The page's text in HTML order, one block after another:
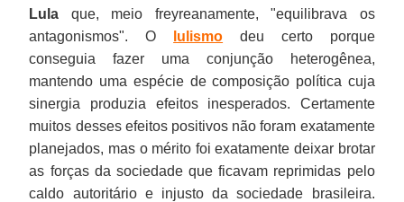
Lula que, meio freyreanamente, "equilibrava os
antagonismos". O
lulismo deu certo porque
conseguia fazer uma conjunção heterogênea,
mantendo uma espécie de composição política cuja
sinergia produzia efeitos inesperados. Certamente
muitos desses efeitos positivos não foram exatamente
planejados, mas o mérito foi exatamente deixar brotar
as forças da sociedade que ficavam reprimidas pelo
caldo autoritário e injusto da sociedade brasileira.